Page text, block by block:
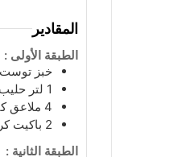
المقادير
الطبقة الأولى :
خبز
1 لتر
4 ملاعق
2 باكيت
الطبقة الثانية :